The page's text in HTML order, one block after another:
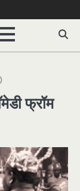
फ्रॉम